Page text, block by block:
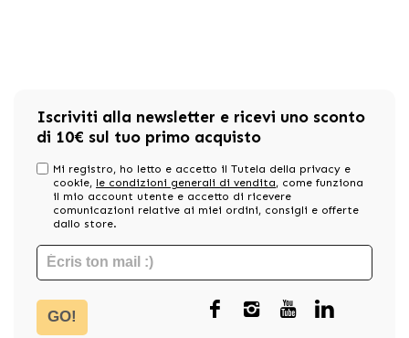
Iscriviti alla newsletter e ricevi uno sconto
di 10€ sul tuo primo acquisto
Mi registro, ho letto e accetto il Tutela della privacy e
cookie, le condizioni generali di vendita, come funziona
il mio account utente e accetto di ricevere
comunicazioni relative ai miei ordini, consigli e offerte
dallo store.
GO!